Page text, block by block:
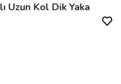
Uzun Kol Dik Yaka